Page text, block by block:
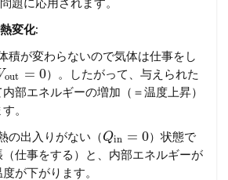
変化:
積が変わらないので気体は仕事をし
out = 0）。したがって、与えられた
部エネルギーの増加（＝温度上昇）
。
の出入りがない（Qin = 0）状態で
仕事をする）と、内部エネルギーが
が下がります。